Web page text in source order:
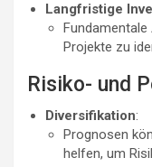
Langfristige
Fundamentale
Projekte zu
Risiko- und
Diversifikation:
Prognosen
helfen, um